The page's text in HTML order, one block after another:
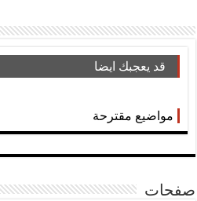
قد يعجبك ايضا
مواضيع مقترحة
صفحات